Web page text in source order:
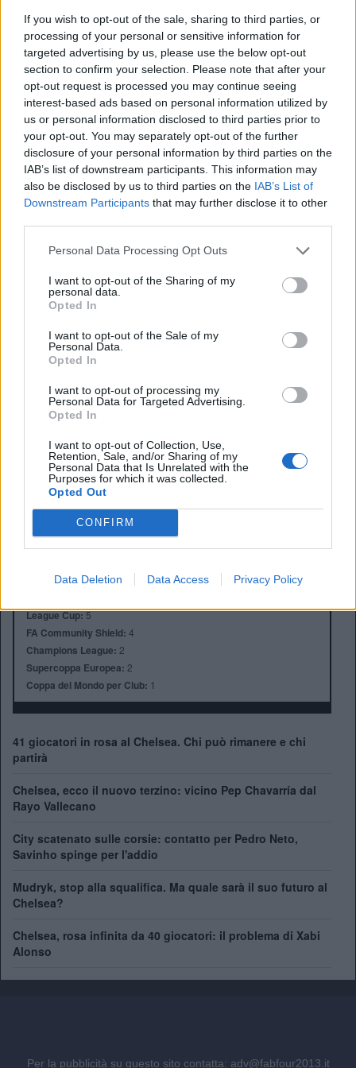
If you wish to opt-out of the sale, sharing to third parties, or
processing of your personal or sensitive information for
targeted advertising by us, please use the below opt-out
section to confirm your selection. Please note that after your
opt-out request is processed you may continue seeing
interest-based ads based on personal information utilized by
us or personal information disclosed to third parties prior to
your opt-out. You may separately opt-out of the further
disclosure of your personal information by third parties on the
IAB’s list of downstream participants. This information may
also be disclosed by us to third parties on the IAB’s List of
Downstream Participants that may further disclose it to other
Personal Data Processing Opt Outs
I want to opt-out of the Sharing of my
personal data.
Opted In
I want to opt-out of the Sale of my
Personal Data.
Opted In
I want to opt-out of processing my
Personal Data for Targeted Advertising.
Opted In
I want to opt-out of Collection, Use,
Retention, Sale, and/or Sharing of my
Personal Data that Is Unrelated with the
Purposes for which it was collected.
Opted Out
CONFIRM
Data Deletion Data Access Privacy Policy
suo esordio nel campionato inglese. Resta in dubbio la
presenza diHugo Ekitike,uscito nel corso della sfida
contro i turchi. Assente anche Giovanni Leoni, che salterà
gran parte della stagione dopo l’operazione al ginocchio.
Le probabili formazioni
CHELSEA (4-2-3-1): Sanchez; James, Acheampong,
Hato, Cucurella; Caicedo, Santos; Pedro Neto,
Fernandez, Estevao; Joao Pedro.
LIVERPOOL (4-2-3-1): Mamardashvili; Bradley, Konate,
van Dijk, Kerkez; Gravenberch, MacAllister; Salah,
Szoboszlai, Gakpo; Isak.
Anno di Fondazione:1905
Stadio:Stamford Bridge (41.837)
Londra
Presidente:Todd Boehly
Manager:Enzo Maresca
Premier League:6
League Cup:5
FA Community Shield: 4
Champions League: 2
Supercoppa Europea: 2
Coppa del Mondo per Club: 1
41 giocatori in rosa al Chelsea. Chi può rimanere e chi
partirà
Chelsea, ecco il nuovo terzino: vicino Pep Chavarría dal
Rayo Vallecano
City scatenato sulle corsie: contatto per Pedro Neto,
Savinho spinge per l'addio
Mudryk, stop alla squalifica. Ma quale sarà il suo futuro al
Chelsea?
Chelsea, rosa infinita da 40 giocatori: il problema di Xabi
Alonso
Per la pubblicità su questo sito contatta: adv@fabfour2013.it